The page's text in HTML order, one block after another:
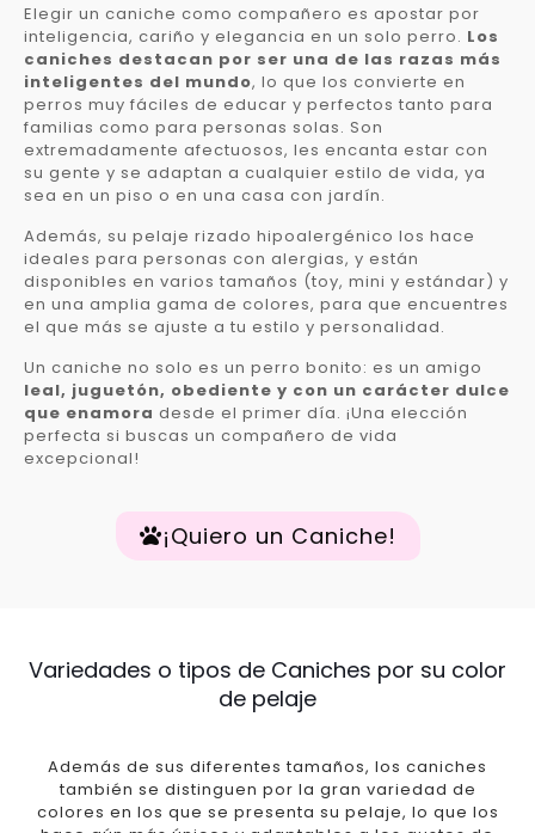
Elegir un caniche como compañero es apostar por
inteligencia, cariño y elegancia en un solo perro. Los
caniches destacan por ser una de las razas más
inteligentes del mundo, lo que los convierte en
perros muy fáciles de educar y perfectos tanto para
familias como para personas solas. Son
extremadamente afectuosos, les encanta estar con
su gente y se adaptan a cualquier estilo de vida, ya
sea en un piso o en una casa con jardín.
Además, su pelaje rizado hipoalergénico los hace
ideales para personas con alergias, y están
disponibles en varios tamaños (toy, mini y estándar) y
en una amplia gama de colores, para que encuentres
el que más se ajuste a tu estilo y personalidad.
Un caniche no solo es un perro bonito: es un amigo
leal, juguetón, obediente y con un carácter dulce
que enamora desde el primer día. ¡Una elección
perfecta si buscas un compañero de vida
excepcional!
¡Quiero un Caniche!
Variedades o tipos de Caniches por su color
de pelaje
Además de sus diferentes tamaños, los caniches
también se distinguen por la gran variedad de
colores en los que se presenta su pelaje, lo que los